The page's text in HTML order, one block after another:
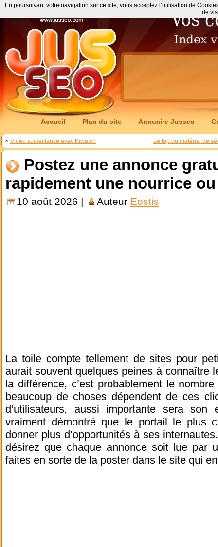
Accueil Plan du site Annuaire Jusseo
« Vidéo surveillance avec Kiwatch Le top du matériel de
Postez une annonce
rapidement une nourrice
10 août 2026 | Auteur Eostis
La toile compte tellement de sites pour
aurait souvent quelques peines à connaître
la différence, c’est probablement le
beaucoup de choses dépendent de ces
d’utilisateurs, aussi importante sera
vraiment démontré que le portail le plus
donner plus d’opportunités à ses
désirez que chaque annonce soit lue par
faites en sorte de la poster dans le site qui
En poursuivant votre navigation sur ce site, vous acceptez l’utilisation de
de